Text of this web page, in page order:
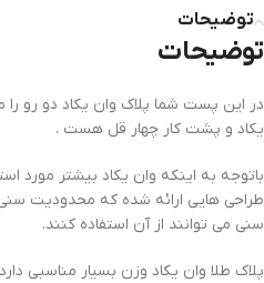
توضیحات
توضیحات
در این پست شما پلاک وان یکاد دو رو
یکاد و پشت کار چهار قل هست .
باتوجه به اینکه وان یکاد بیشتر مورد
طراحی هایی ارائه شده که محدودیت سنی
سنی می توانند از آن استفاده کنند.
پلاک طلا وان یکاد وزن بسیار مناسبی